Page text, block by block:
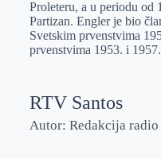
Proleteru, a u periodu od
Partizan. Engler je bio
Svetskim prvenstvima
prvenstvima 1953. i
RTV Santos
Autor: Redakcija